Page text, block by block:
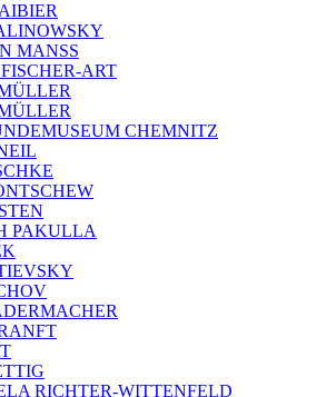
MANSS
ART
CHEMNITZ
PAKULLA
RICHTER-WITTENFELD